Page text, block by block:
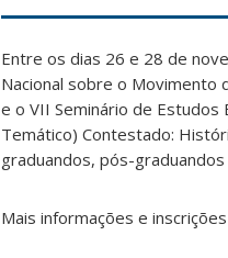
Entre os dias 26 e 28 de
Nacional sobre o Movimento
e o VII Seminário de Estudos
Temático) Contestado:
graduandos, pós-
Mais informações e